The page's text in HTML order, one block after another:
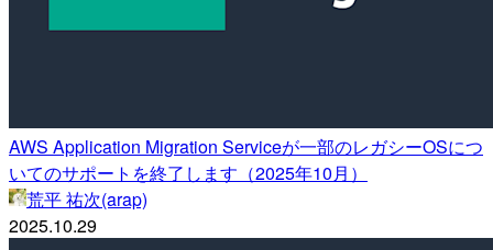
AWS Application Migration Serviceが一部のレガシーOSにつ
いてのサポートを終了します（2025年10月）
荒平 祐次(arap)
2025.10.29